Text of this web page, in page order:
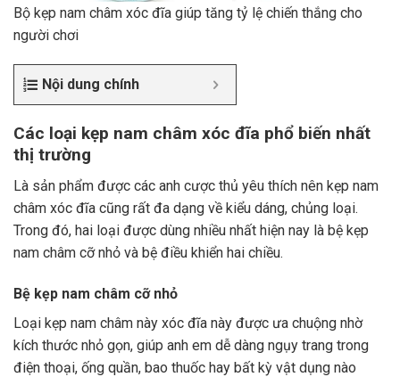
Bộ kẹp nam châm xóc đĩa giúp tăng tỷ lệ chiến thắng cho
người chơi
Nội dung chính
Các loại kẹp nam châm xóc đĩa phổ biến nhất
thị trường
Là sản phẩm được các anh cược thủ yêu thích nên kẹp nam
châm xóc đĩa cũng rất đa dạng về kiểu dáng, chủng loại.
Trong đó, hai loại được dùng nhiều nhất hiện nay là bệ kẹp
nam châm cỡ nhỏ và bệ điều khiển hai chiều.
Bệ kẹp nam châm cỡ nhỏ
Loại kẹp nam châm này xóc đĩa này được ưa chuộng nhờ
kích thước nhỏ gọn, giúp anh em dễ dàng ngụy trang trong
điện thoại, ống quần, bao thuốc hay bất kỳ vật dụng nào